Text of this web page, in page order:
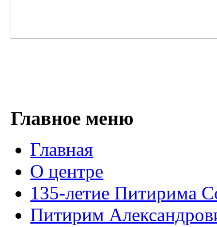
Главное меню
Главная
О центре
135-летие Питирима
Питирим